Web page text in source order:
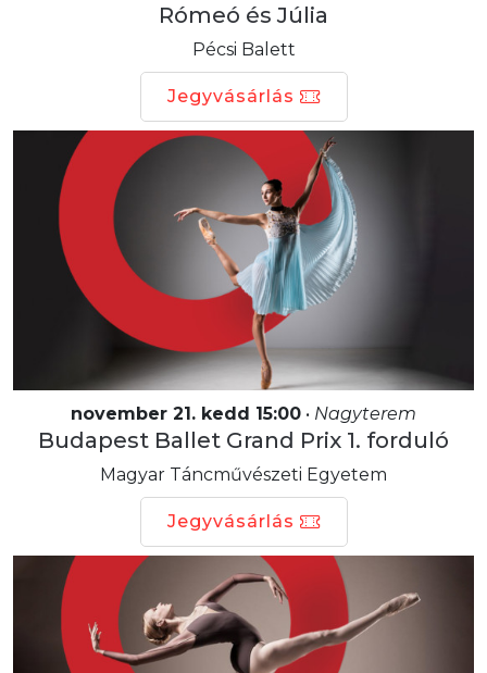
Rómeó és Júlia
Pécsi Balett
Jegyvásárlás
november 21. kedd 15:00 • Nagyterem
Budapest Ballet Grand Prix 1. forduló
Magyar Táncművészeti Egyetem
Jegyvásárlás